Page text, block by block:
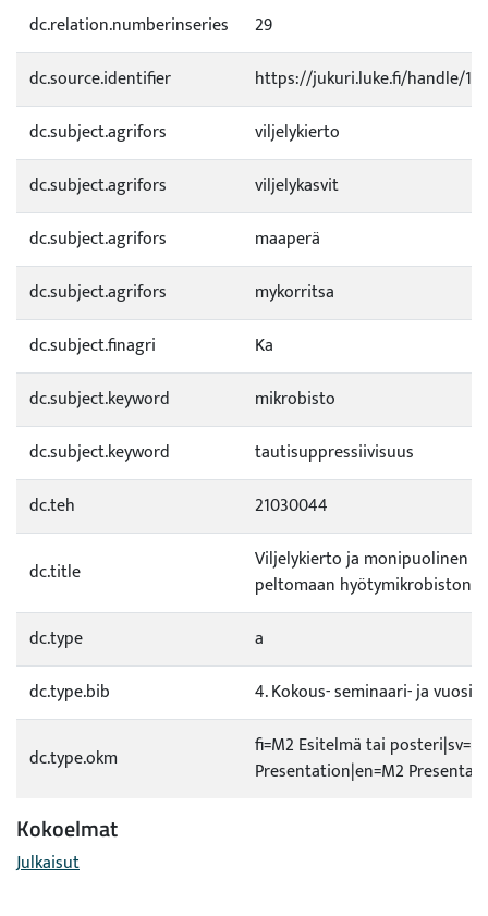
dc.relation.numberinseries
29
dc.source.identifier
https://jukuri.luke.fi/handle/
dc.subject.agrifors
viljelykierto
dc.subject.agrifors
viljelykasvit
dc.subject.agrifors
maaperä
dc.subject.agrifors
mykorritsa
dc.subject.finagri
Ka
dc.subject.keyword
mikrobisto
dc.subject.keyword
tautisuppressiivisuus
dc.teh
21030044
dc.title
Viljelykierto ja monipuolinen
peltomaan hyötymikrobiston
dc.type
a
dc.type.bib
4. Kokous- seminaari- ja
dc.type.okm
fi=M2 Esitelmä tai
Presentation|en=M2
Kokoelmat
Julkaisut